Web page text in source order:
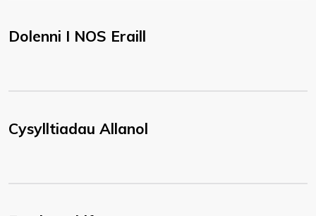
Dolenni I NOS Eraill
Cysylltiadau Allanol